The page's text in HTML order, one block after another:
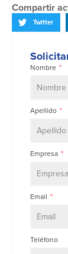
Compartir
Twitter
Nombre
Apellido
Empresa
Email
Teléfono